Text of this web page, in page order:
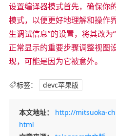
设置编译器模式首先，确保你
模式，以便更好地理解和操作
生调试信息”的设置，将其改
正常显示的重要步骤调整视图
现，可能是因为它被意外。
标签： devc苹果版
本文地址：
http://mitsuoka-
html